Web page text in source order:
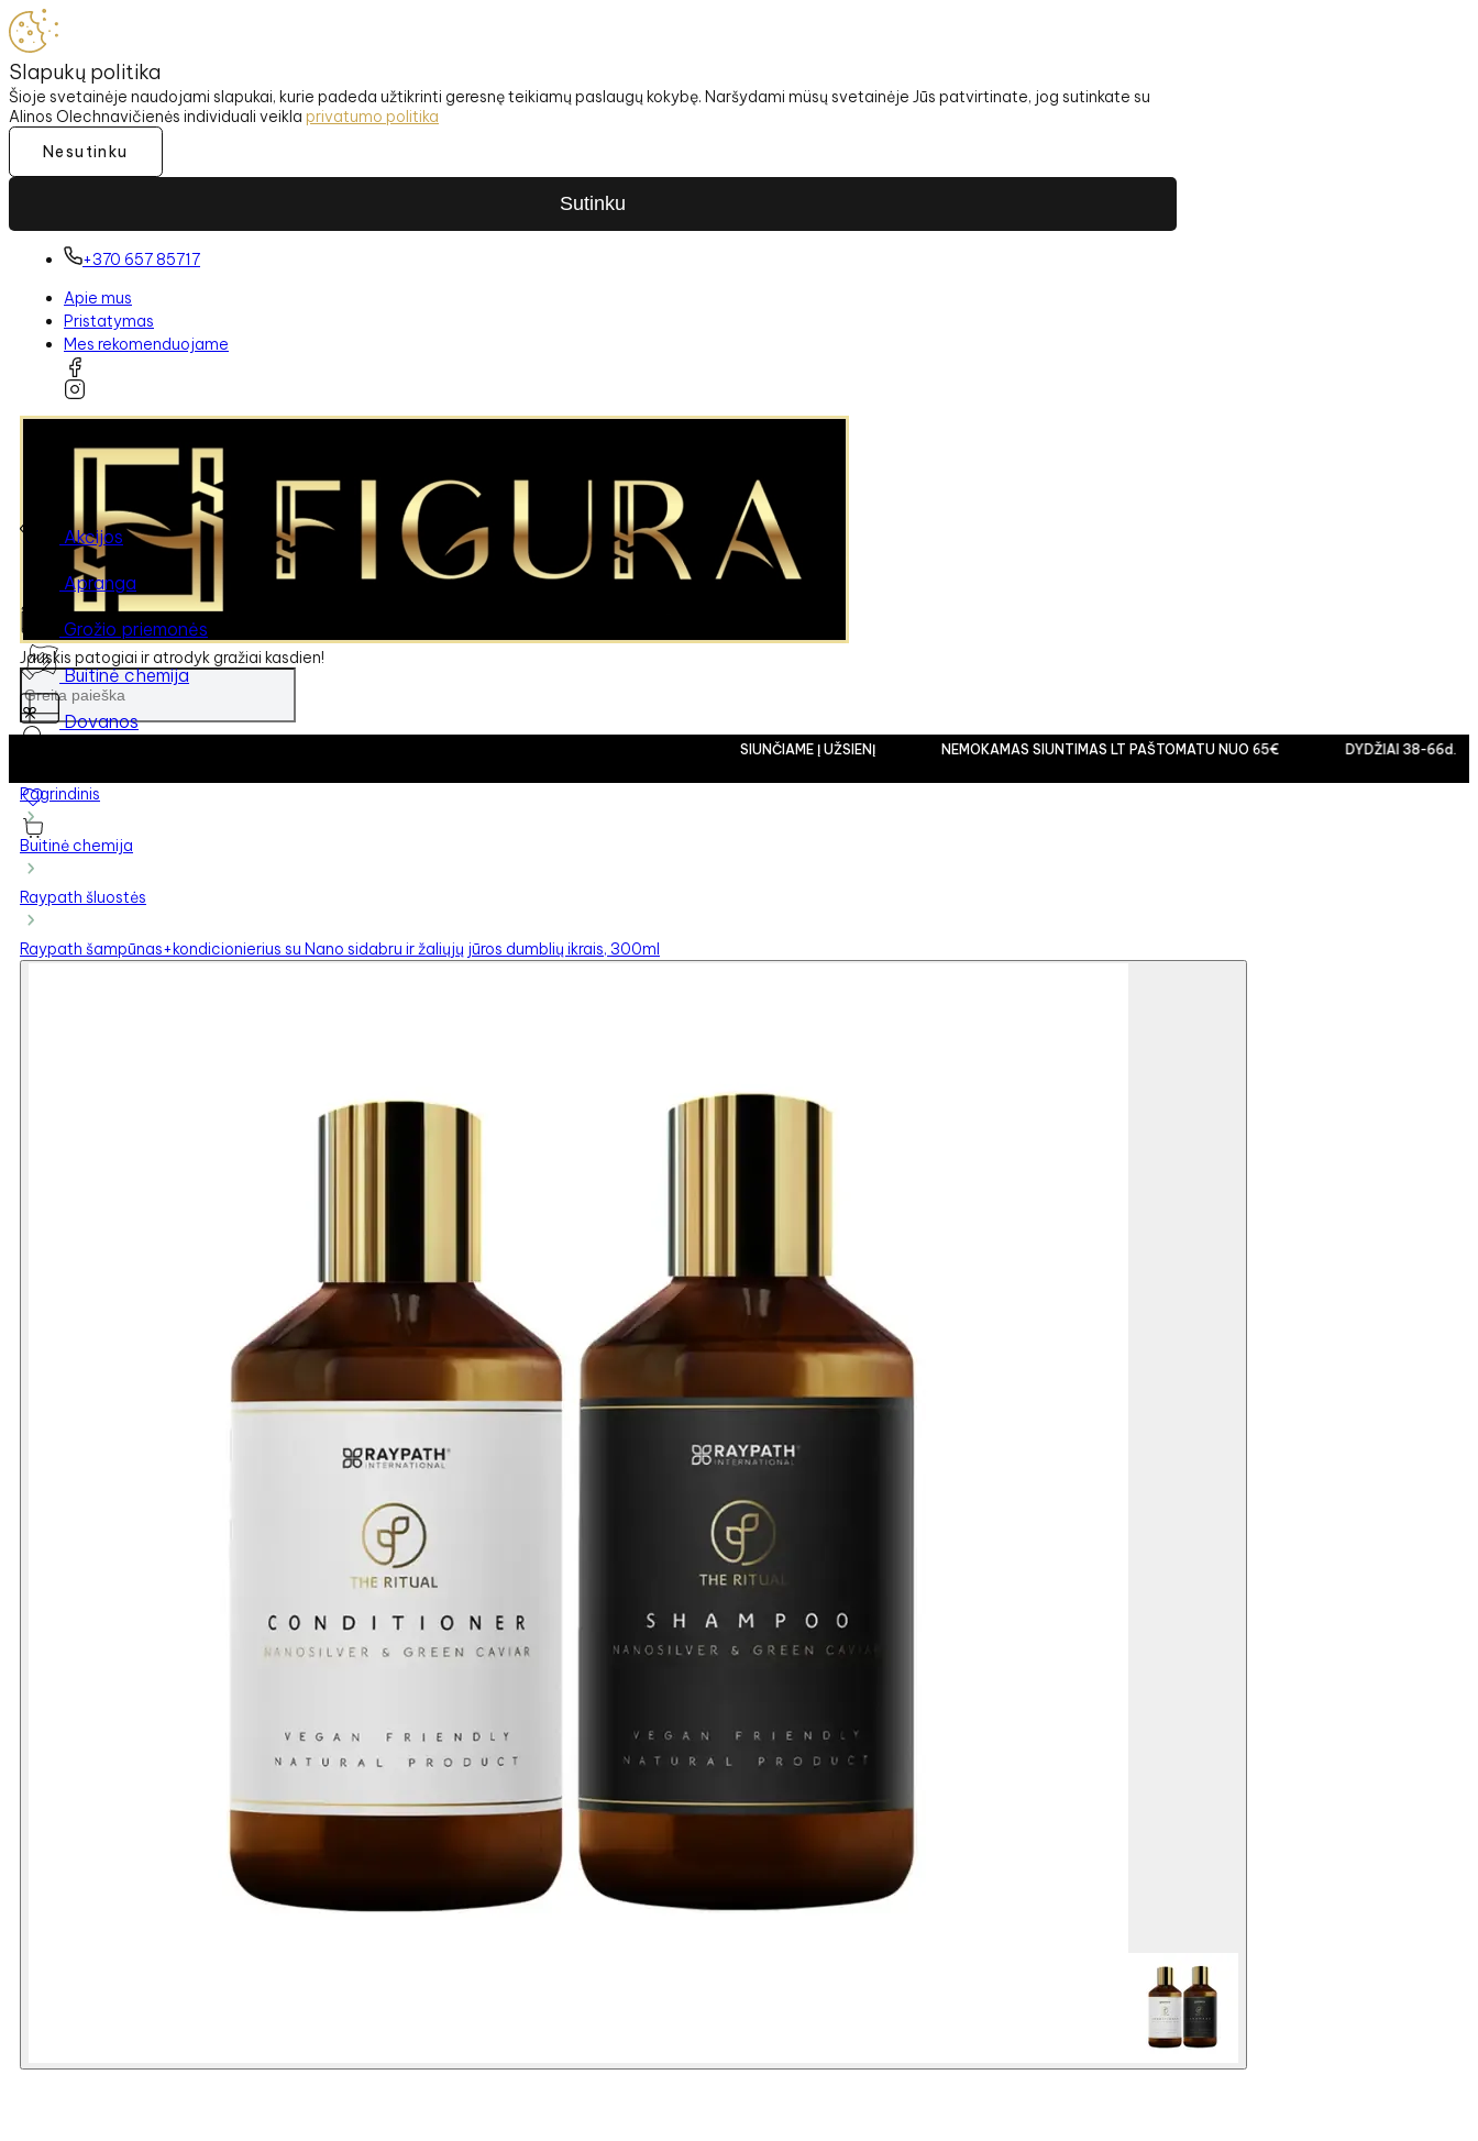
Slapukų politika
Šioje svetainėje naudojami slapukai, kurie padeda užtikrinti geresnę teikiamų paslaugų kokybę. Naršydami müsų svetainėje Jūs patvirtinate, jog sutinkate su
Alinos Olechnavičienės individuali veikla privatumo politika
Nesutinku
Sutinku
+370 657 85717
Apie mus
Pristatymas
Mes rekomenduojame
Jauskis patogiai ir atrodyk gražiai kasdien!
Akcijos
Apranga
Grožio priemonės
Buitinė chemija
Dovanos
SIUNČIAME Į UŽSIENĮ NEMOKAMAS SIUNTIMAS LT PAŠTOMATU NUO 65€ DYDŽIAI 38-66d.
Pagrindinis
Buitinė chemija
Raypath šluostės
Raypath šampūnas+kondicionierius su Nano sidabru ir žaliųjų jūros dumblių ikrais, 300ml